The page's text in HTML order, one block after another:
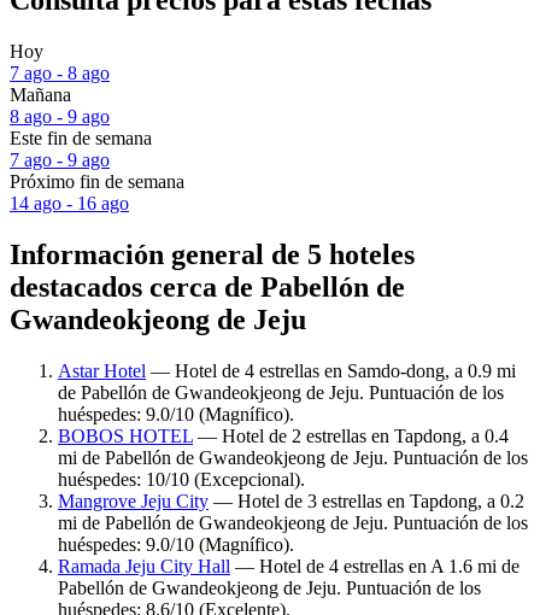
Hoy
7 ago - 8 ago
Mañana
8 ago - 9 ago
Este fin de semana
7 ago - 9 ago
Próximo fin de semana
14 ago - 16 ago
Información general de 5 hoteles
destacados cerca de Pabellón de
Gwandeokjeong de Jeju
Astar Hotel — Hotel de 4 estrellas en Samdo-dong, a 0.9 mi
de Pabellón de Gwandeokjeong de Jeju. Puntuación de los
huéspedes: 9.0/10 (Magnífico).
BOBOS HOTEL — Hotel de 2 estrellas en Tapdong, a 0.4
mi de Pabellón de Gwandeokjeong de Jeju. Puntuación de los
huéspedes: 10/10 (Excepcional).
Mangrove Jeju City — Hotel de 3 estrellas en Tapdong, a 0.2
mi de Pabellón de Gwandeokjeong de Jeju. Puntuación de los
huéspedes: 9.0/10 (Magnífico).
Ramada Jeju City Hall — Hotel de 4 estrellas en A 1.6 mi de
Pabellón de Gwandeokjeong de Jeju. Puntuación de los
huéspedes: 8.6/10 (Excelente).